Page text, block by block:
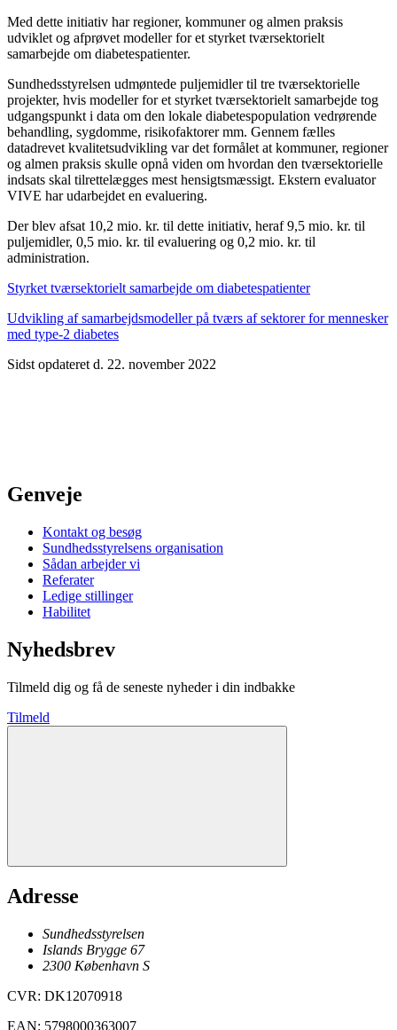
Med dette initiativ har regioner, kommuner og almen praksis
udviklet og afprøvet modeller for et styrket tværsektorielt
samarbejde om diabetespatienter.
Sundhedsstyrelsen udmøntede puljemidler til tre tværsektorielle
projekter, hvis modeller for et styrket tværsektorielt samarbejde tog
udgangspunkt i data om den lokale diabetespopulation vedrørende
behandling, sygdomme, risikofaktorer mm. Gennem fælles
datadrevet kvalitetsudvikling var det formålet at kommuner, regioner
og almen praksis skulle opnå viden om hvordan den tværsektorielle
indsats skal tilrettelægges mest hensigtsmæssigt. Ekstern evaluator
VIVE har udarbejdet en evaluering.
Der blev afsat 10,2 mio. kr. til dette initiativ, heraf 9,5 mio. kr. til
puljemidler, 0,5 mio. kr. til evaluering og 0,2 mio. kr. til
administration.
Styrket tværsektorielt samarbejde om diabetespatienter
Udvikling af samarbejdsmodeller på tværs af sektorer for mennesker
med type-2 diabetes
Sidst opdateret d. 22. november 2022
Genveje
Kontakt og besøg
Sundhedsstyrelsens organisation
Sådan arbejder vi
Referater
Ledige stillinger
Habilitet
Nyhedsbrev
Tilmeld dig og få de seneste nyheder i din indbakke
Tilmeld
Adresse
Sundhedsstyrelsen
Islands Brygge 67
2300 København S
CVR: DK12070918
EAN: 5798000363007